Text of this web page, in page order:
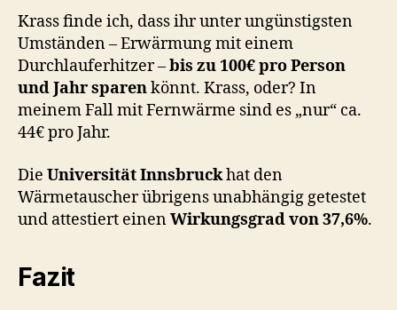
Krass finde ich, dass ihr unter ungünstigsten
Umständen – Erwärmung mit einem
Durchlauferhitzer –bis zu 100€ pro Person
und Jahr sparenkönnt. Krass, oder? In
meinem Fall mit Fernwärme sind es „nur“ ca.
44€ pro Jahr.
Die Universität Innsbruckhat den
Wärmetauscher übrigens unabhängig getestet
und attestiert einenWirkungsgrad von 37,6%.
Fazit